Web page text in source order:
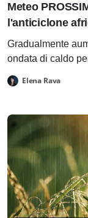
Meteo
l'anticiclone
Gradualmente
ondata di caldo
Elena Rava